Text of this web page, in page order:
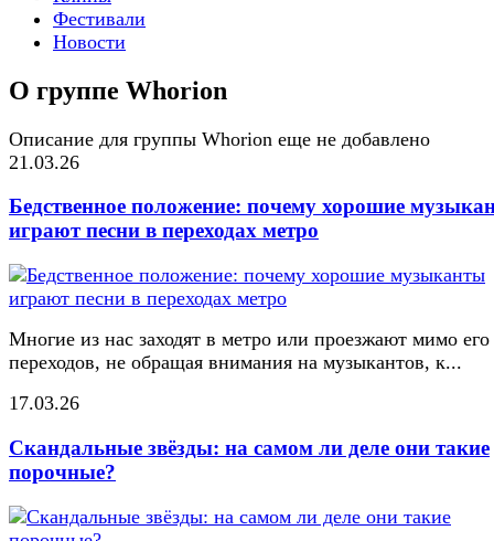
Фестивали
Новости
О группе Whorion
Описание для группы Whorion еще не добавлено
21.03.26
Бедственное положение: почему хорошие
играют песни в переходах метро
Многие из нас заходят в метро или проезжают мимо его
переходов, не обращая внимания на музыкантов, к...
17.03.26
Скандальные звёзды: на самом ли деле они такие
порочные?